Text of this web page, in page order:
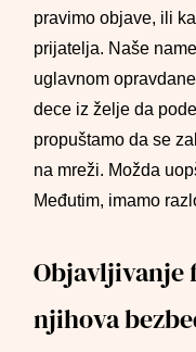
pravimo objave, ili
prijatelja. Naše
uglavnom
dece iz želje da
propuštamo da se
na mreži. Možda
Međutim, imamo
Objavljivanje
njihova